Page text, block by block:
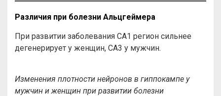
Различия при болезни Альцгеймера
При развитии заболевания CA1 регион сильнее
дегенерирует у женщин, CA3 у мужчин.
Изменения плотности нейронов в гиппокампе у
мужчин и женщин при развитии болезни